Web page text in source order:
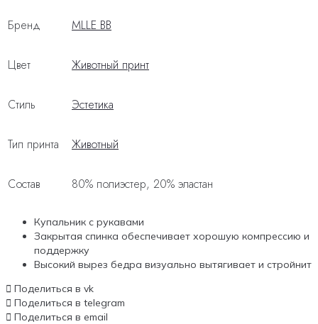
Бренд MLLE BB
Цвет Животный принт
Стиль Эстетика
Тип принта Животный
Состав 80% полиэстер, 20% эластан
Купальник с рукавами
Закрытая спинка обеспечивает хорошую компрессию и
поддержку
Высокий вырез бедра визуально вытягивает и стройнит
Поделиться в vk
Поделиться в telegram
Поделиться в email